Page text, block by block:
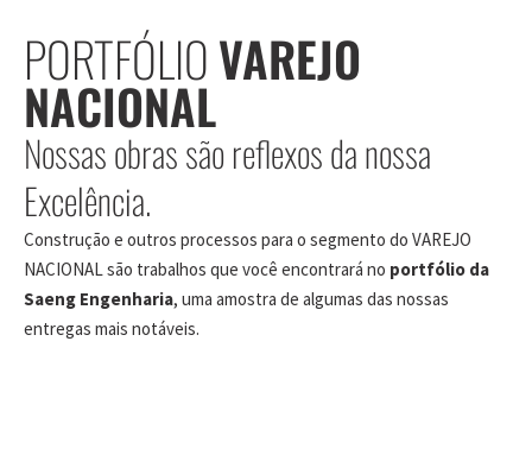
PORTFÓLIOVAREJO
NACIONAL
Nossas obras são reflexos da nossa
Excelência.
Construção e outros processos para o segmento do VAREJO
NACIONAL são trabalhos que você encontrará no portfólio da
Saeng Engenharia, uma amostra de algumas das nossas
entregas mais notáveis.